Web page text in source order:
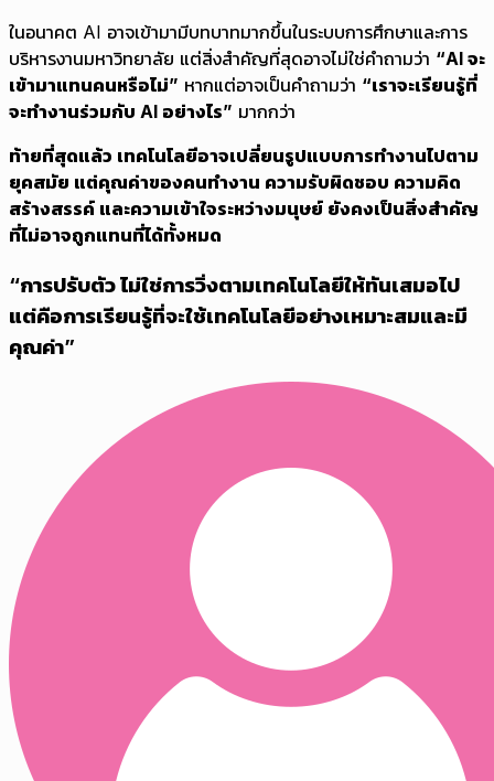
ในอนาคต AI อาจเข้ามามีบทบาทมากขึ้นในระบบการศึกษาและการ
บริหารงานมหาวิทยาลัย แต่สิ่งสำคัญที่สุดอาจไม่ใช่คำถามว่า “AI จะ
เข้ามาแทนคนหรือไม่” หากแต่อาจเป็นคำถามว่า “เราจะเรียนรู้ที่
จะทำงานร่วมกับ AI อย่างไร” มากกว่า
ท้ายที่สุดแล้ว เทคโนโลยีอาจเปลี่ยนรูปแบบการทำงานไปตาม
ยุคสมัย แต่คุณค่าของคนทำงาน ความรับผิดชอบ ความคิด
สร้างสรรค์ และความเข้าใจระหว่างมนุษย์ ยังคงเป็นสิ่งสำคัญ
ที่ไม่อาจถูกแทนที่ได้ทั้งหมด
“การปรับตัว ไม่ใช่การวิ่งตามเทคโนโลยีให้ทันเสมอไป
แต่คือการเรียนรู้ที่จะใช้เทคโนโลยีอย่างเหมาะสมและมี
คุณค่า”